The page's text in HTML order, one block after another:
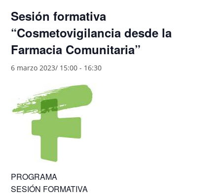
Sesión formativa
“Cosmetovigilancia desde la
Farmacia Comunitaria”
6 marzo 2023/ 15:00 - 16:30
PROGRAMA
SESIÓN FORMATIVA